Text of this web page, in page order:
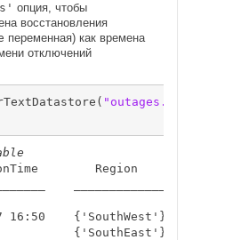
опция, чтобы
восстановления
переменная) как времена
отключений
"outages.csv"
Region
16:50    {'SouthWest'}
{'SouthEast'}